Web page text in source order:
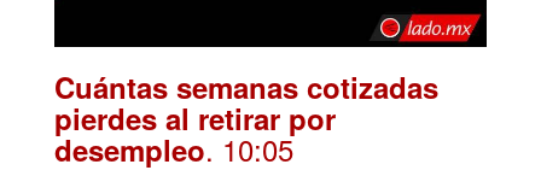
Cuántas semanas cotizadas
pierdes al retirar por
desempleo. 10:05